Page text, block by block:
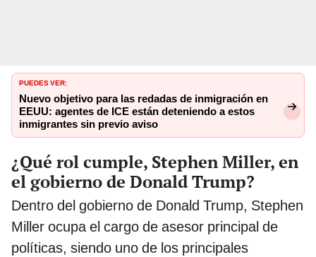
PUEDES VER:
Nuevo objetivo para las redadas de inmigración en
EEUU: agentes de ICE están deteniendo a estos
inmigrantes sin previo aviso
¿Qué rol cumple, Stephen Miller, en
el gobierno de Donald Trump?
Dentro del gobierno de Donald Trump, Stephen
Miller ocupa el cargo de asesor principal de
políticas, siendo uno de los principales